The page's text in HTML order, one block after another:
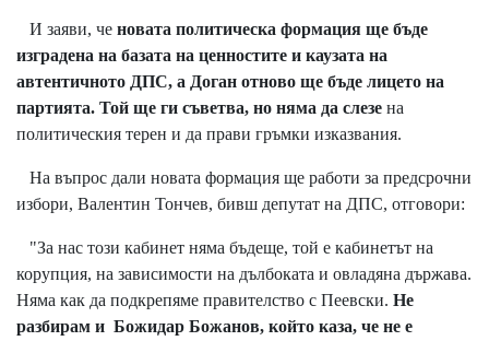
И заяви, че новата политическа формация ще бъде
изградена на базата на ценностите и каузата на
автентичното ДПС, а Доган отново ще бъде лицето на
партията. Той ще ги съветва, но няма да слезе на
политическия терен и да прави гръмки изказвания.
На въпрос дали новата формация ще работи за предсрочни
избори, Валентин Тончев, бивш депутат на ДПС, отговори:
"За нас този кабинет няма бъдеще, той е кабинетът на
корупция, на зависимости на дълбоката и овладяна държава.
Няма как да подкрепяме правителство с Пеевски. Не
разбирам и Божидар Божанов, който каза, че не е